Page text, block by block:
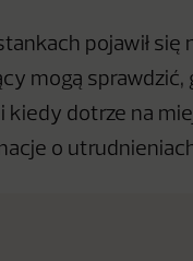
pojawił
mogą sprawdzić,
kiedy dotrze na
o